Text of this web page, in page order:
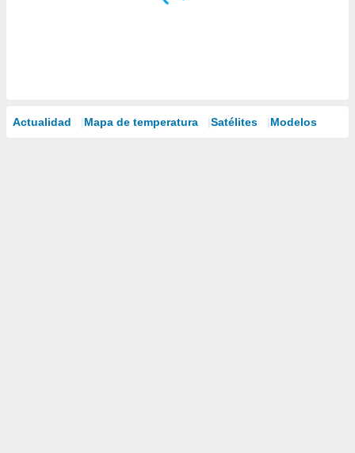
Actualidad Mapa de temperatura Satélites Modelos